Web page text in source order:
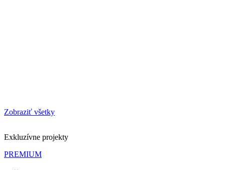
Zobraziť všetky
Exkluzívne projekty
PREMIUM